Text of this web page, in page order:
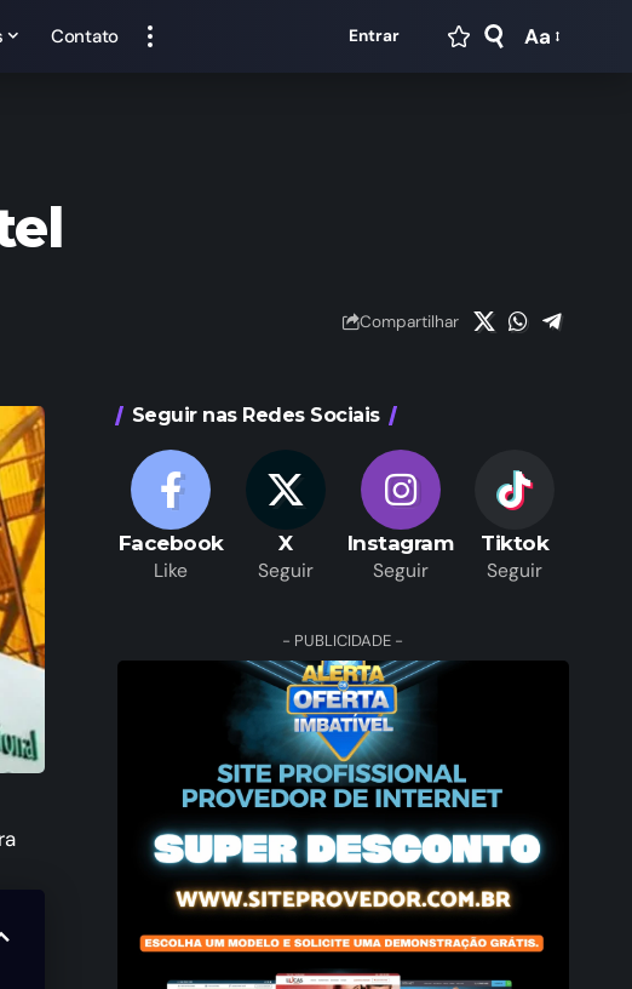
Contato Entrar Aa
Compartilhar
Seguir nas Redes Sociais
Facebook
Like
X
Seguir
Instagram
Seguir
Tiktok
Seguir
- PUBLICIDADE -